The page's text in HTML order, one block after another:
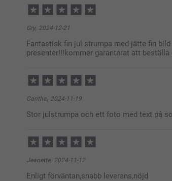
14:29
Tack för ditt fina omdöme. Det är
Ha en fin helg!
Miia @smartphoto
Gry, 2024-12-21
Fantastisk fin jul strumpa med jätte fin
presenter!!!kommer garanterat att beställa
Caritha, 2024-11-19
Stor julstrumpa och ett foto med text på
Jeanette, 2024-11-12
Enligt förväntan,snabb leverans,nöjd